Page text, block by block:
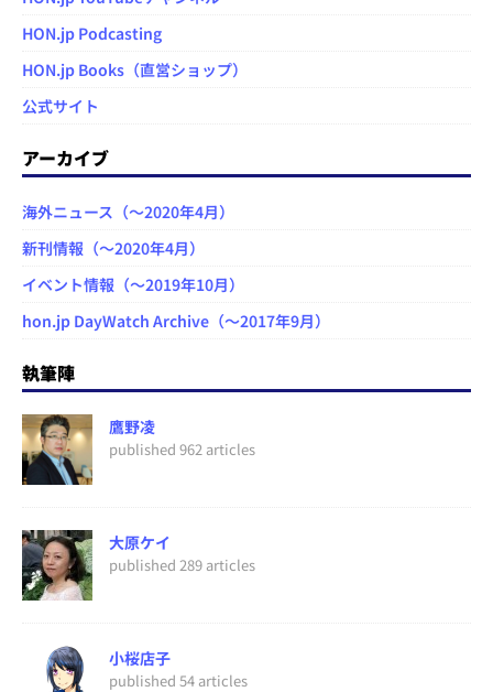
HON.jp Podcasting
HON.jp Books（直営ショップ）
公式サイト
アーカイブ
海外ニュース（～2020年4月）
新刊情報（～2020年4月）
イベント情報（～2019年10月）
hon.jp DayWatch Archive（～2017年9月）
執筆陣
鷹野凌
published 962 articles
大原ケイ
published 289 articles
小桜店子
published 54 articles